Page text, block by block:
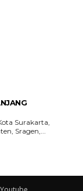
Surakarta,
Sragen,...